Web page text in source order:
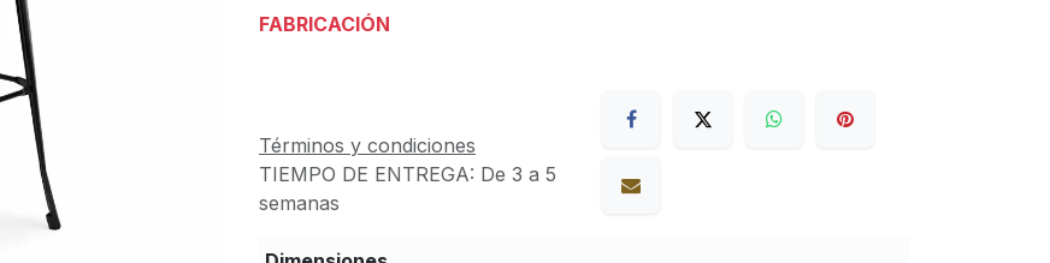
FABRICACIÓN
Términos y condiciones
TIEMPO DE ENTREGA: De 3 a 5
semanas